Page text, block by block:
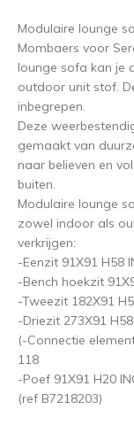
Modulaire lounge
Mombaers voor
lounge sofa kan je
outdoor unit stof.
inbegrepen.
Deze
gemaakt van
naar believen en
buiten.
Modulaire lounge
zowel indoor als
verkrijgen:
-Eenzit 91X91 H58
-Bench hoekzit
-Tweezit 182X91
-Driezit 273X91 H58
(-Connectie
118
-Poef 91X91 H20
(ref B7218203)